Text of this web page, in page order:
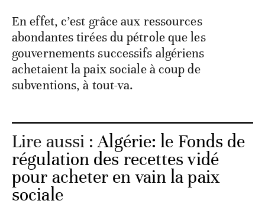
En effet, c’est grâce aux ressources
abondantes tirées du pétrole que les
gouvernements successifs algériens
achetaient la paix sociale à coup de
subventions, à tout-va.
Lire aussi :Algérie: le Fonds de
régulation des recettes vidé
pour acheter en vain la paix
sociale